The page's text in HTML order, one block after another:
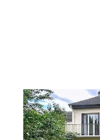
MORSANG SUR
291,37 m2, 4
Ref : 9052